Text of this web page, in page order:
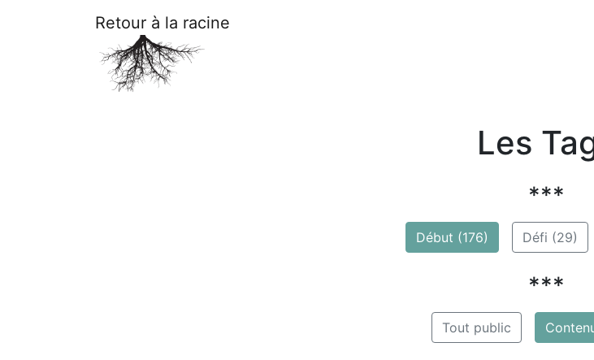
Retour à la racine
Les
***
Début (176) Défi (29)
***
Tout public